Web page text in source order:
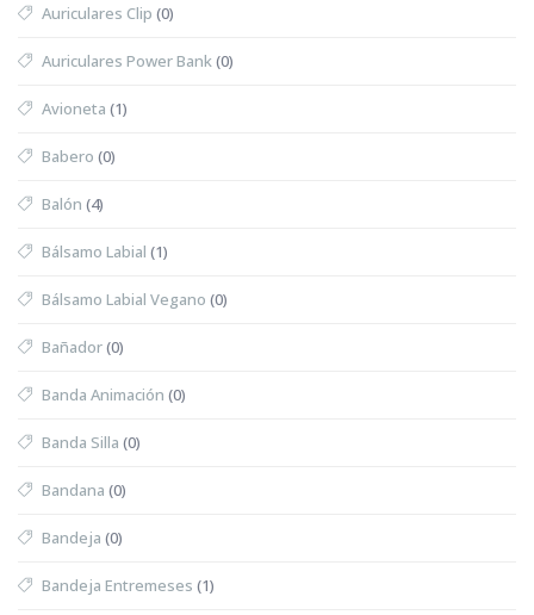
Auriculares Clip (0)
Auriculares Power Bank(0)
Avioneta (1)
Babero (0)
Balón (4)
Bálsamo Labial (1)
Bálsamo Labial Vegano (0)
Bañador(0)
Banda Animación (0)
Banda Silla (0)
Bandana (0)
Bandeja (0)
Bandeja Entremeses (1)